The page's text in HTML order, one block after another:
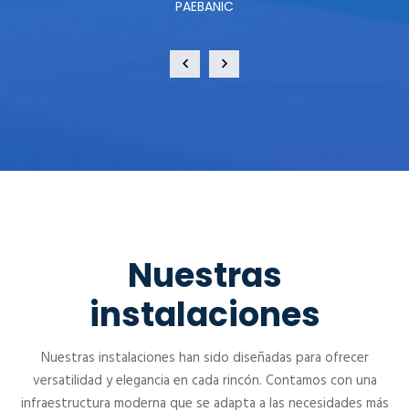
PAEBANIC
Nuestras
instalaciones
Nuestras instalaciones han sido diseñadas para ofrecer
versatilidad y elegancia en cada rincón. Contamos con una
infraestructura moderna que se adapta a las necesidades más